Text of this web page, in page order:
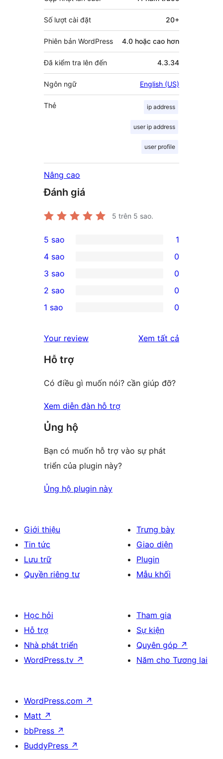
Số lượt cài đặt 20+
Phiên bản WordPress 4.0 hoặc cao hơn
Đã kiểm tra lên đến 4.3.34
Ngôn ngữ English (US)
Thẻ ip address
user ip address
user profile
Nâng cao
Đánh giá
5 trên 5 sao.
1
5-
star
review
5 sao 1
4-
star
reviews
4 sao 0
0
3-
star
3 sao 0
2-
reviews
2 sao 0
star
reviews
1 sao 0
Your review Xem tất cả
Hỗ trợ
Có điều gì muốn nói? cần giúp đỡ?
Xem diễn đàn hỗ trợ
Ủng hộ
Bạn có muốn hỗ trợ vào sự phát
triển của plugin này?
Ủng hộ plugin này
Giới thiệu
Tin tức
Lưu trữ
Quyền riêng tư
Trưng bày
Giao diện
Plugin
Mẫu khối
Học hỏi
Hỗ trợ
Nhà phát triển
WordPress.tv ↗
Tham gia
Sự kiện
Quyên góp ↗
Năm cho Tương lai
WordPress.com ↗
Matt ↗
bbPress ↗
BuddyPress ↗